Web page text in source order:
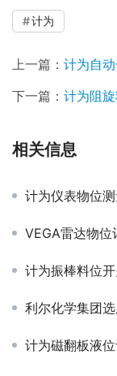
计为
上一篇： 计为自
下一篇： 计为阻
相关信息
计为仪表物位测
VEGA雷达物位计高端
计为振棒料位
利尔化学集团
计为磁翻板液位